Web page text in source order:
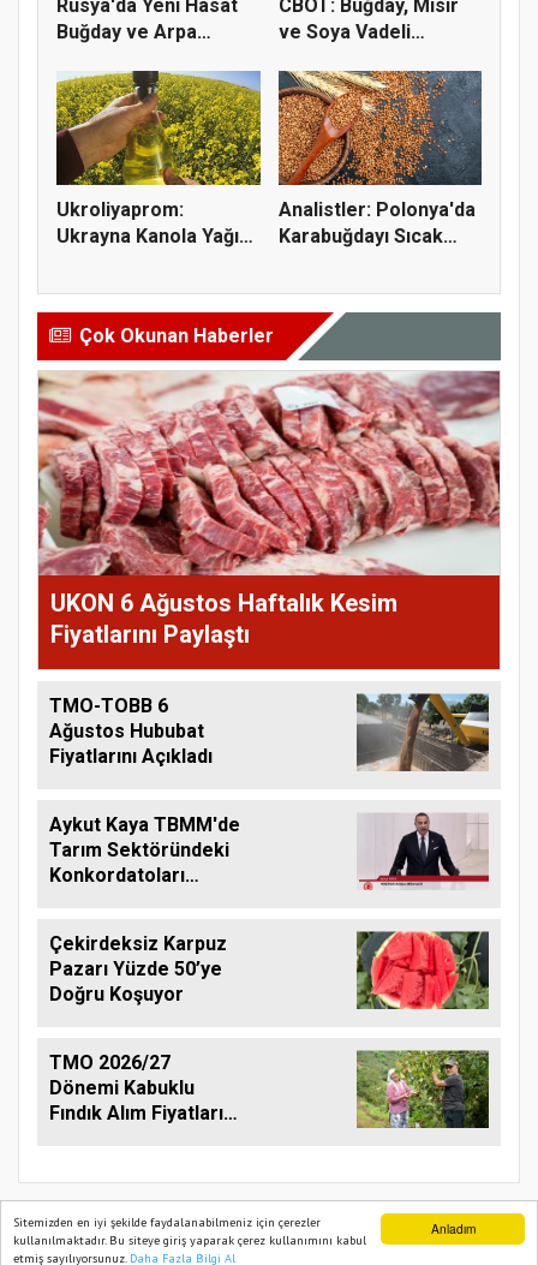
Anladım
Sitemizden en iyi şekilde faydalanabilmeniz için çerezler
kullanılmaktadır. Bu siteye giriş yaparak çerez kullanımını kabul
etmiş sayılıyorsunuz. Daha Fazla Bilgi Al
Rusya'da Yeni Hasat
Buğday ve Arpa
CBOT: Buğday, Mısır
ve Soya Vadeli
Ukroliyaprom:
Ukrayna Kanola Yağı
Analistler: Polonya'da
Karabuğdayı Sıcak
Çok Okunan Haberler
UKON 6 Ağustos Haftalık Kesim
Fiyatlarını Paylaştı
TMO-TOBB 6
Ağustos Hububat
Fiyatlarını Açıkladı
Aykut Kaya TBMM'de
Tarım Sektöründeki
Konkordatoları
Çekirdeksiz Karpuz
Pazarı Yüzde 50’ye
Doğru Koşuyor
TMO 2026/27
Dönemi Kabuklu
Fındık Alım Fiyatlarını